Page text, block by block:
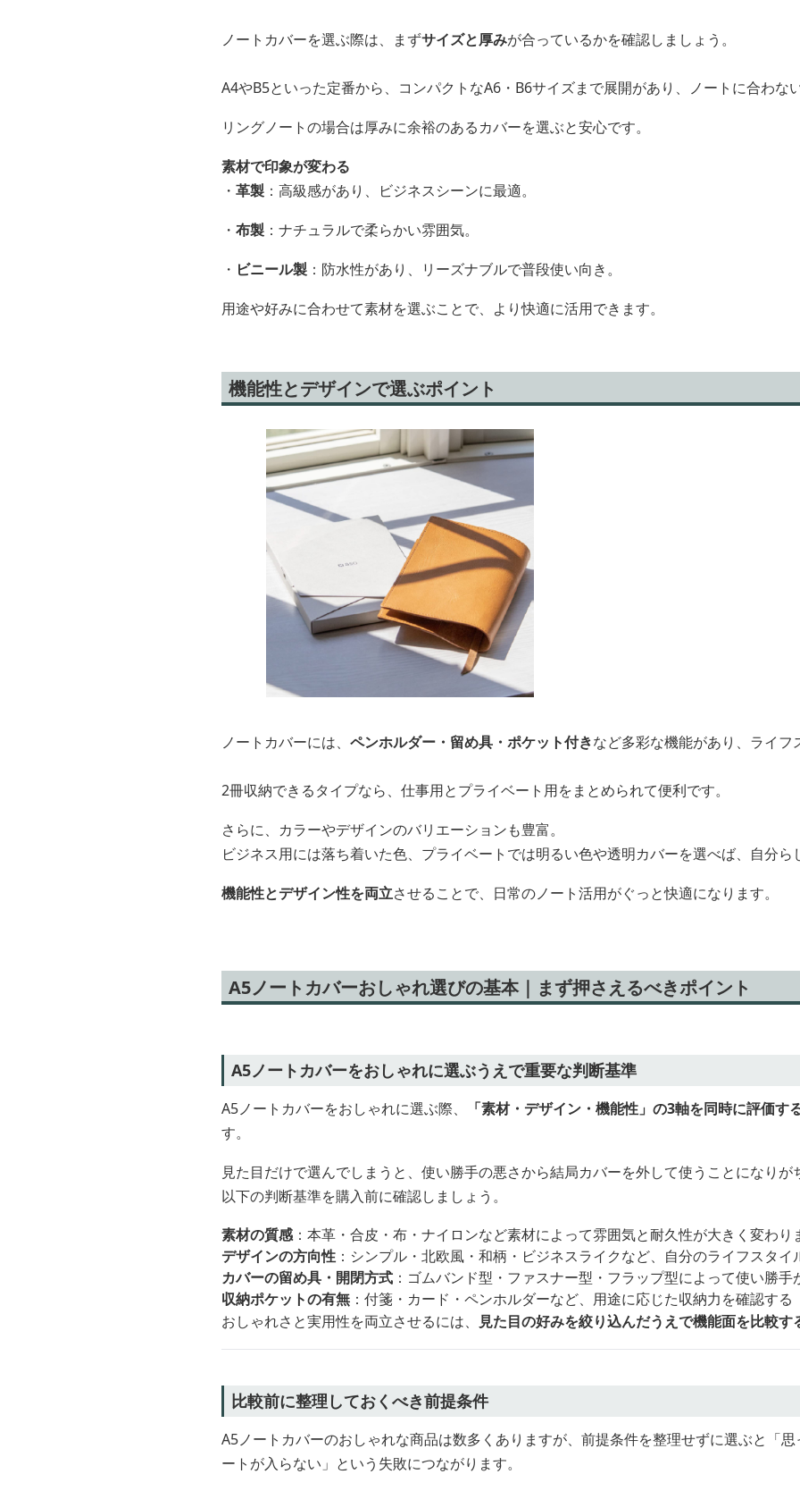
ノートカバーを選ぶ際は、まずサイズと厚みが合っているかを確認しましょう。
A4やB5といった定番から、コンパクトなA6・B6サイズまで展開があり、ノートに合わな
リングノートの場合は厚みに余裕のあるカバーを選ぶと安心です。
素材で印象が変わる
・ 革製 ：高級感があり、ビジネスシーンに最適。
・ 布製 ：ナチュラルで柔らかい雰囲気。
・ ビニール製 ：防水性があり、リーズナブルで普段使い向き。
用途や好みに合わせて素材を選ぶことで、より快適に活用できます。
機能性とデザインで選ぶポイント
ノートカバーには、 ペンホルダー・留め具・ポケット付きなど多彩な機能があり、ライフ
2冊収納できるタイプなら、仕事用とプライベート用をまとめられて便利です。
さらに、カラーやデザインのバリエーションも豊富。
ビジネス用には落ち着いた色、プライベートでは明るい色や透明カバーを選べば、自分ら
機能性とデザイン性を両立させることで、日常のノート活用がぐっと快適になります。
A5ノートカバーおしゃれ選びの基本｜まず押さえるべきポイント
A5ノートカバーをおしゃれに選ぶうえで重要な判断基準
A5ノートカバーをおしゃれに選ぶ際、 「素材・デザイン・機能性」の3軸を同時に評価す
す。
見た目だけで選んでしまうと、使い勝手の悪さから結局カバーを外して使うことになりが
以下の判断基準を購入前に確認しましょう。
素材の質感：本革・合皮・布・ナイロンなど素材によって雰囲気と耐久性が大きく変わり
デザインの方向性 ：シンプル・北欧風・和柄・ビジネスライクなど、自分のライフスタイ
カバーの留め具・開閉方式 ：ゴムバンド型・ファスナー型・フラップ型によって使い勝手
収納ポケットの有無 ：付箋・カード・ペンホルダーなど、用途に応じた収納力を確認する
おしゃれさと実用性を両立させるには、 見た目の好みを絞り込んだうえで機能面を比較す
比較前に整理しておくべき前提条件
A5ノートカバーのおしゃれな商品は数多くありますが、前提条件を整理せずに選ぶと「
ートが入らない」という失敗につながります。